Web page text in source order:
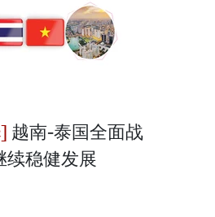
越南-泰国全面战
续稳健发展